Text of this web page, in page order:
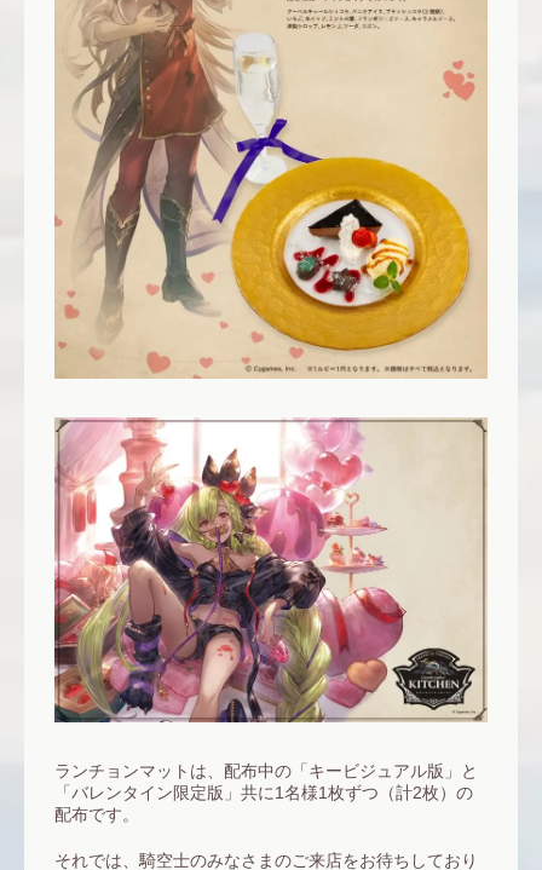
ランチョンマットは、配布中の「キービジュアル版」と
「バレンタイン限定版」共に1名様1枚ずつ（計2枚）の
配布です。
それでは、騎空士のみなさまのご来店をお待ちしており